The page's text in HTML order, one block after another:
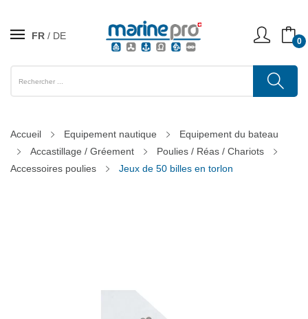
FR DE 0
Accueil Equipement nautique
Equipement du bateau
Accastillage / Gréement
Poulies / Réas / Chariots
Accessoires poulies
Jeux de 50 billes en torlon